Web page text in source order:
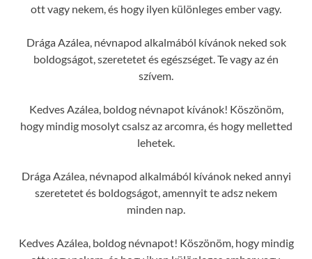
ott vagy nekem, és hogy ilyen különleges ember vagy.
Drága Azálea, névnapod alkalmából kívánok neked sok
boldogságot, szeretetet és egészséget. Te vagy az én
szívem.
Kedves Azálea, boldog névnapot kívánok! Köszönöm,
hogy mindig mosolyt csalsz az arcomra, és hogy melletted
lehetek.
Drága Azálea, névnapod alkalmából kívánok neked annyi
szeretetet és boldogságot, amennyit te adsz nekem
minden nap.
Kedves Azálea, boldog névnapot! Köszönöm, hogy mindig